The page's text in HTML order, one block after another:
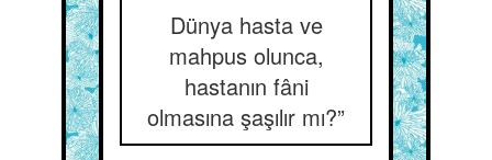
Dünya hasta ve
mahpus olunca,
hastanın fâni
olmasına şaşılır mı?”